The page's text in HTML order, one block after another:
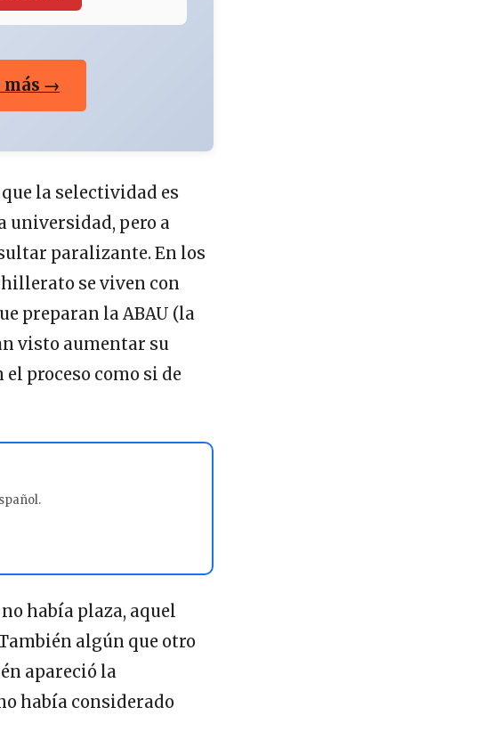
más →
la selectividad es
universidad, pero a
paralizante. En los
se viven con
preparan la ABAU (la
visto aumentar su
proceso como si de
había plaza, aquel
algún que otro
apareció la
había considerado